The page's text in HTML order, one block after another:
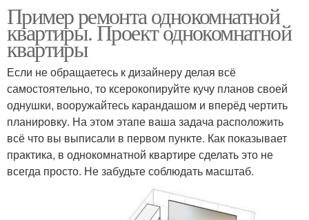
Пример ремонта однокомнатной
квартиры. Проект однокомнатной
квартиры
Если не обращаетесь к дизайнеру делая всё
самостоятельно, то ксерокопируйте кучу планов своей
однушки, вооружайтесь карандашом и вперёд чертить
планировку. На этом этапе ваша задача расположить
всё что вы выписали в первом пункте. Как показывает
практика, в однокомнатной квартире сделать это не
всегда просто. Не забудьте соблюдать масштаб.